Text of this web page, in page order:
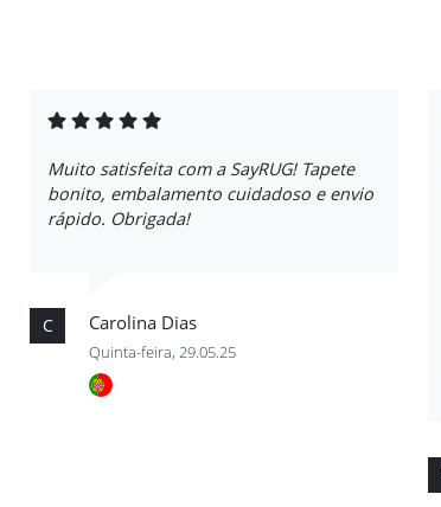
Muito satisfeita com a SayRUG! Tapete
bonito, embalamento cuidadoso e envio
rápido. Obrigada!
C Carolina Dias
Quinta-feira, 29.05.25